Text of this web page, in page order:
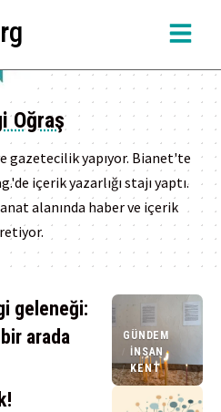
Oğraş
gazetecilik yapıyor. Bianet'te
içerik yazarlığı stajı yaptı.
alanında haber ve içerik
GÜNDEM
İNSAN
KENT
geleneği:
arada